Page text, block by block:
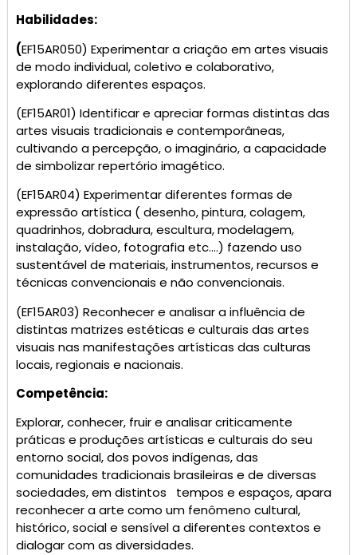
Habilidades:
(EF15AR050) Experimentar a criação em artes visuais
de modo individual, coletivo e colaborativo,
explorando diferentes espaços.
(EF15AR01) Identificar e apreciar formas distintas das
artes visuais tradicionais e contemporâneas,
cultivando a percepção, o imaginário, a capacidade
de simbolizar repertório imagético.
(EF15AR04) Experimentar diferentes formas de
expressão artística ( desenho, pintura, colagem,
quadrinhos, dobradura, escultura, modelagem,
instalação, vídeo, fotografia etc….) fazendo uso
sustentável de materiais, instrumentos, recursos e
técnicas convencionais e não convencionais.
(EF15AR03) Reconhecer e analisar a influência de
distintas matrizes estéticas e culturais das artes
visuais nas manifestações artísticas das culturas
locais, regionais e nacionais.
Competência:
Explorar, conhecer, fruir e analisar criticamente
práticas e produções artísticas e culturais do seu
entorno social, dos povos indígenas, das
comunidades tradicionais brasileiras e de diversas
sociedades, em distintos tempos e espaços, apara
reconhecer a arte como um fenômeno cultural,
histórico, social e sensível a diferentes contextos e
dialogar com as diversidades.